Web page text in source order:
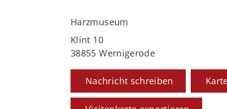
Harzmuseum
Klint 10
38855 Wernigerode
Nachricht schreiben